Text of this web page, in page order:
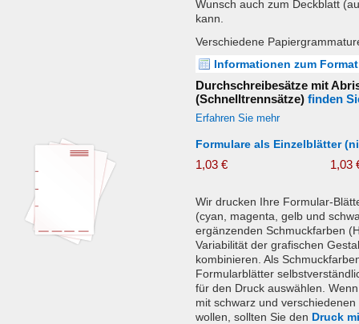
Wunsch auch zum Deckblatt
kann.
Verschiedene
Informationen zum Format
Durchschreibesätze mit
(Schnelltrennsätze) finden
Erfahren Sie mehr
Formulare als Einzelblätter
1,03 € 1,03
Wir drucken Ihre Formular-
(cyan, magenta, gelb und
ergänzenden Schmuckfarben
Variabilität der grafischen
kombinieren. Als
Formularblätter
für den Druck auswählen.
mit schwarz und
wollen, sollten Sie den Druck